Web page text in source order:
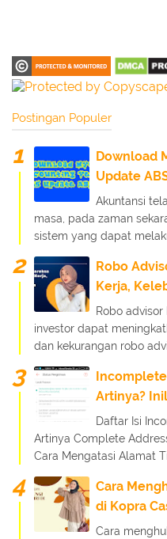
Postingan Populer
Download
Update
Akuntansi
masa, pada zaman
sistem yang dapat
Robo
Kerja,
Robo
investor dapat
dan kekurangan robo
Artinya?
Daftar Isi
Artinya Complete
Cara Mengatasi Alamat
Cara
di Kopra
Cara